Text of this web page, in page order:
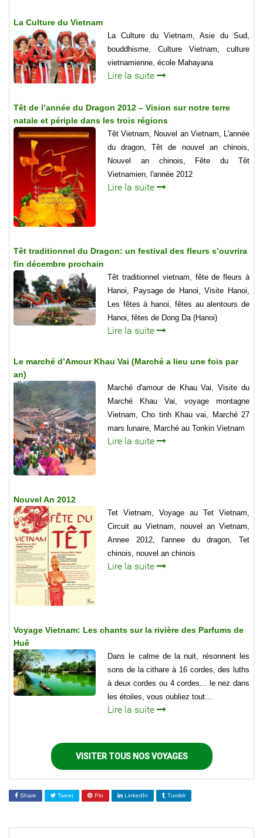
La Culture du Vietnam
La Culture du Vietnam, Asie du Sud,
bouddhisme, Culture Vietnam, culture
vietnamienne, école Mahayana
Lire la suite
Têt de l’année du Dragon 2012 – Vision sur notre terre
natale et périple dans les trois régions
Têt Vietnam, Nouvel an Vietnam, L'année
du dragon, Têt de nouvel an chinois,
Nouvel an chinois, Fête du Têt
Vietnamien, l'année 2012
Lire la suite
Têt traditionnel du Dragon: un festival des fleurs s’ouvrira
fin décembre prochain
Têt traditionnel vietnam, fête de fleurs à
Hanoi, Paysage de Hanoi, Visite Hanoi,
Les fêtes à hanoi, fêtes au alentours de
Hanoi, fêtes de Dong Da (Hanoi)
Lire la suite
Le marché d’Amour Khau Vai (Marché a lieu une fois par
an)
Marché d'amour de Khau Vai, Visite du
Marché Khau Vai, voyage montagne
Vietnam, Cho tinh Khau vai, Marché 27
mars lunaire, Marché au Tonkin Vietnam
Lire la suite
Nouvel An 2012
Tet Vietnam, Voyage au Tet Vietnam,
Circuit au Vietnam, nouvel an Vietnam,
Annee 2012, l'annee du dragon, Tet
chinois, nouvel an chinois
Lire la suite
Voyage Vietnam: Les chants sur la rivière des Parfums de
Huê
Dans le calme de la nuit, résonnent les
sons de la cithare à 16 cordes, des luths
à deux cordes ou 4 cordes... le nez dans
les étoiles, vous oubliez tout...
Lire la suite
VISITER TOUS NOS VOYAGES
Share Tweet Pin LinkedIn Tumblr